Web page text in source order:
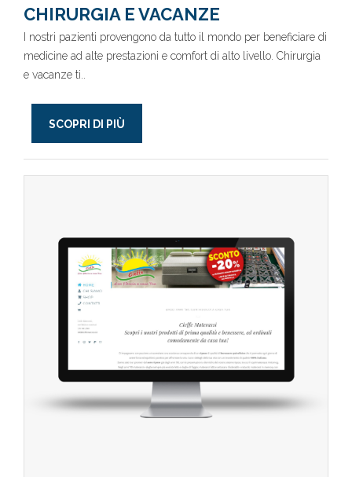
CHIRURGIA E VACANZE
I nostri pazienti provengono da tutto il mondo per beneficiare di
medicine ad alte prestazioni e comfort di alto livello. Chirurgia
e vacanze ti..
SCOPRI DI PIÙ